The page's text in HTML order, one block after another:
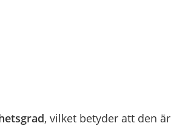
, vilket betyder att den är